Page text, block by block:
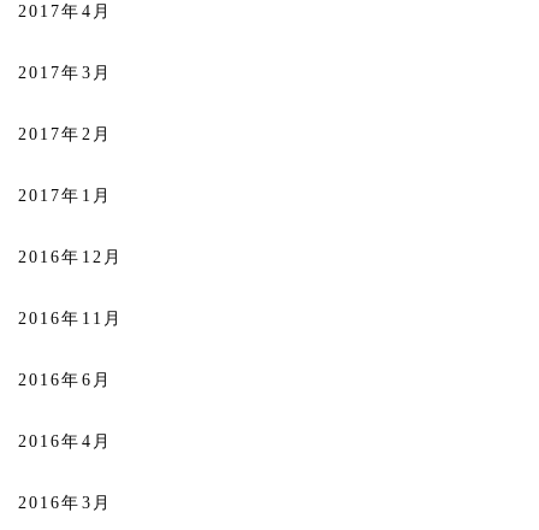
2017年4月
2017年3月
2017年2月
2017年1月
2016年12月
2016年11月
2016年6月
2016年4月
2016年3月